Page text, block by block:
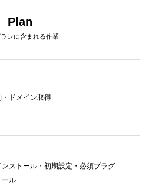
Plan
ランに含まれる作業
ドメイン取得
ストール・初期設定・必須プラグ
ール